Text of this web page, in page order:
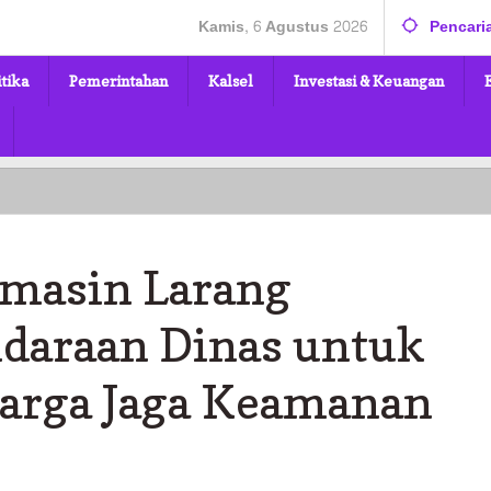
Kamis, 6 Agustus 2026
Pemerintahan Kalsel Investasi & Keuangan
Larang
Dinas untuk
Jaga Keamanan